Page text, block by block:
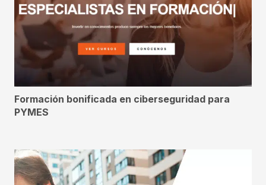
Formación bonificada en ciberseguridad para
PYMES